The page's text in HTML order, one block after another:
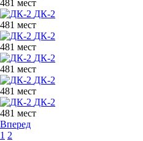
481 мест
ДК-2
481 мест
ДК-2
481 мест
ДК-2
481 мест
ДК-2
481 мест
ДК-2
481 мест
Вперед
1 2